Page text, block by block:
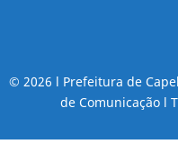
© 2026 l Prefeitura de
de Comunicação l